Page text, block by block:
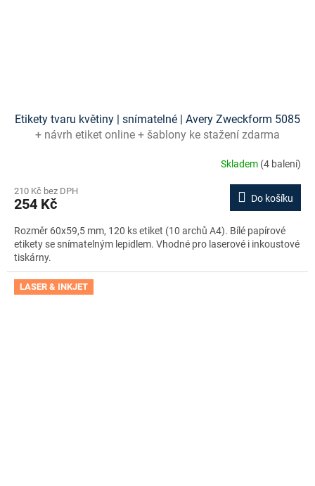
Etikety tvaru květiny | snímatelné | Avery Zweckform 5085
+ návrh etiket online + šablony ke stažení zdarma
Skladem (4 balení)
210 Kč bez DPH
254 Kč Do košíku
Rozměr 60x59,5 mm, 120 ks etiket (10 archů A4). Bílé papírové
etikety se snímatelným lepidlem. Vhodné pro laserové i inkoustové
tiskárny.
LASER & INKJET